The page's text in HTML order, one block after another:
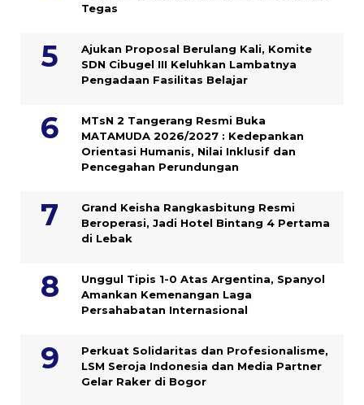
Tegas
Ajukan Proposal Berulang Kali, Komite
SDN Cibugel III Keluhkan Lambatnya
Pengadaan Fasilitas Belajar
MTsN 2 Tangerang Resmi Buka
MATAMUDA 2026/2027 : Kedepankan
Orientasi Humanis, Nilai Inklusif dan
Pencegahan Perundungan
Grand Keisha Rangkasbitung Resmi
Beroperasi, Jadi Hotel Bintang 4 Pertama
di Lebak
Unggul Tipis 1-0 Atas Argentina, Spanyol
Amankan Kemenangan Laga
Persahabatan Internasional
Perkuat Solidaritas dan Profesionalisme,
LSM Seroja Indonesia dan Media Partner
Gelar Raker di Bogor